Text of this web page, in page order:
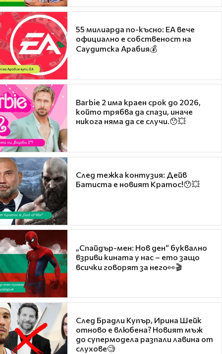
55 милиарда по-късно: EA вече
официално е собственост на
Саудитска Арабия💰
Barbie 2 има краен срок до 2026,
който трябва да спази, иначе
никога няма да се случи.😯💥
След тежка контузия: Дейв
Батиста е новият Кратос!😯💥
„Спайдър-мен: Нов ден“ буквално
взриви кината у нас – ето защо
всички говорят за него👀🎬
След Брадли Купър, Ирина Шейк
отново е влюбена? Новият мъж
до супермодела разпали лавина от
слухове🧐